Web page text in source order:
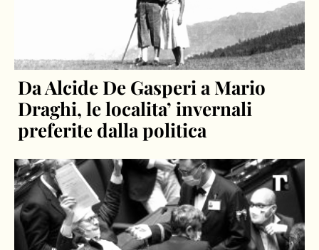
Da Alcide De Gasperi a Mario
Draghi, le localita’ invernali
preferite dalla politica